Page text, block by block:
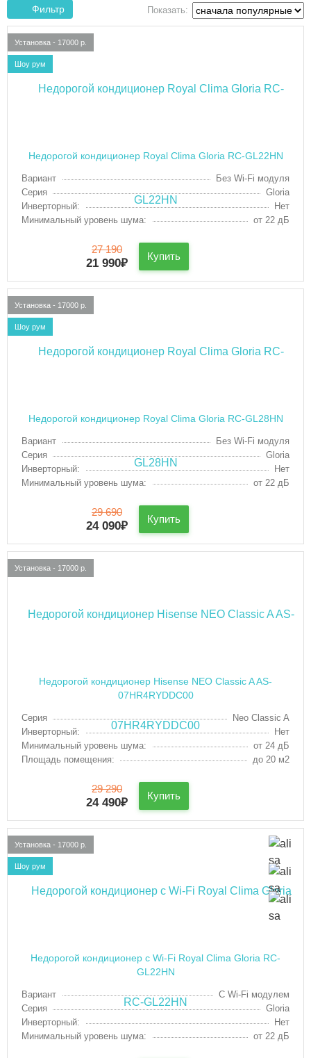
Фильтр Показать:
Недорогой кондиционер Royal Clima Gloria RC-GL22HN
Вариант
Без Wi-Fi модуля
Серия
Gloria
Инверторный:
Нет
Минимальный уровень шума:
от 22 дБ
27 190
21 990₽
Купить
Установка - 17000 р.
Шоу рум
Недорогой кондиционер Royal Clima Gloria RC-GL28HN
Вариант
Без Wi-Fi модуля
Серия
Gloria
Инверторный:
Нет
Минимальный уровень шума:
от 22 дБ
29 690
24 090₽
Купить
Установка - 17000 р.
Шоу рум
Недорогой кондиционер Hisense NEO Classic A AS-
07HR4RYDDC00
Серия
Neo Classic A
Инверторный:
Нет
Минимальный уровень шума:
от 24 дБ
Площадь помещения:
до 20 м2
29 290
24 490₽
Купить
Установка - 17000 р.
Недорогой кондиционер с Wi-Fi Royal Clima Gloria RC-
GL22HN
Вариант
С Wi-Fi модулем
Серия
Gloria
Инверторный:
Нет
Минимальный уровень шума:
от 22 дБ
Установка - 17000 р.
Шоу рум